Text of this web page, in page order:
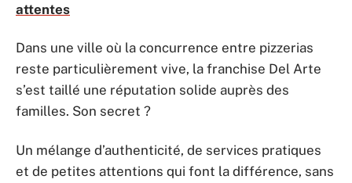
attentes
Dans une ville où la concurrence entre pizzerias
reste particulièrement vive, la franchise Del Arte
s’est taillé une réputation solide auprès des
familles. Son secret ?
Un mélange d’authenticité, de services pratiques
et de petites attentions qui font la différence, sans